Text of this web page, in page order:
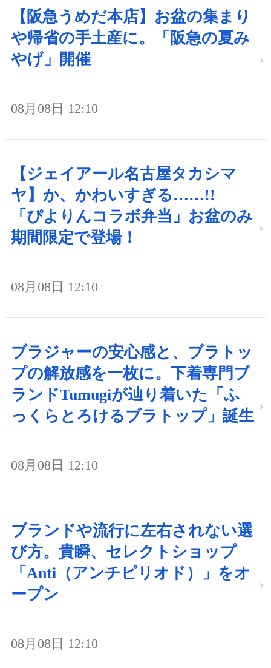
【阪急うめだ本店】お盆の集まり
や帰省の手土産に。「阪急の夏み
やげ」開催
08月08日 12:10
【ジェイアール名古屋タカシマ
ヤ】か、かわいすぎる……!!
「ぴよりんコラボ弁当」お盆のみ
期間限定で登場！
08月08日 12:10
ブラジャーの安心感と、ブラトッ
プの解放感を一枚に。下着専門ブ
ランドTumugiが辿り着いた「ふ
っくらとろけるブラトップ」誕生
08月08日 12:10
ブランドや流行に左右されない選
び方。貴瞬、セレクトショップ
「Anti（アンチピリオド）」をオ
ープン
08月08日 12:10